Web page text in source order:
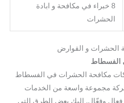
8 خبراء في مكافحة و ابادة
الحشرات
الحشرات و القوارض
الفسطاط
مكافحة الحشرات في الفسطاط
مجموعة واسعة من الخدمات
وفعّال. إليك بعض الطرق التي